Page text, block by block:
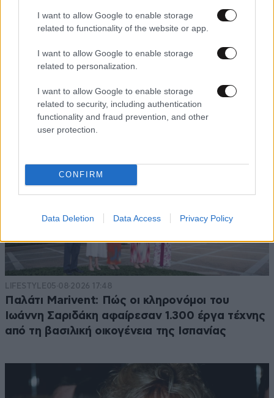
I want to allow Google to enable storage
related to functionality of the website or app.
I want to allow Google to enable storage
related to personalization.
I want to allow Google to enable storage
related to security, including authentication
functionality and fraud prevention, and other
user protection.
CONFIRM
Data Deletion Data Access Privacy Policy
LIFESTYLE05·08·2026 17:48
Παλάτι Marivent: Πώς οι κληρονόμοι του
Ιωάννη Σαριδάκη αφαίρεσαν 1.300 έργα τέχνης
από τη βασιλική οικογένεια της Ισπανίας